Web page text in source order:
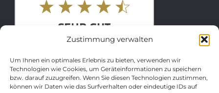
Zustimmung verwalten
Um Ihnen ein optimales Erlebnis zu bieten, verwenden wir
Technologien wie Cookies, um Geräteinformationen zu speichern
bzw. darauf zuzugreifen. Wenn Sie diesen Technologien zustimmen,
können wir Daten wie das Surfverhalten oder eindeutige IDs auf